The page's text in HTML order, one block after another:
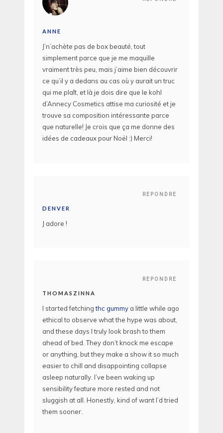
ANNE
J’n’achète pas de box beauté, tout
simplement parce que je me maquille
vraiment très peu, mais j’aime bien découvrir
ce qu’il y a dedans au cas où y aurait un truc
qui me plaît, et là je dois dire que le kohl
d’Annecy Cosmetics attise ma curiosité et je
trouve sa composition intéressante parce
que naturelle! Je crois que ça me donne des
idées de cadeaux pour Noël :) Merci!
REPONDRE
DENVER
J adore !
REPONDRE
THOMASZINNA
I started fetchingthc gummy a little while ago
ethical to observe what the hype was about,
and these days I truly look brash to them
ahead of bed. They don’t knock me escape
or anything, but they make a show it so much
easier to chill and disappointing collapse
asleep naturally. I’ve been waking up
sensibility feature more rested and not
sluggish at all. Honestly, kind of want I’d tried
them sooner.